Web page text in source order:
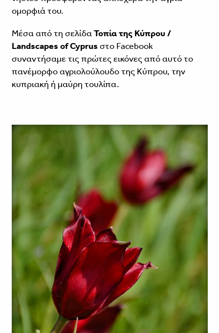
ομορφιά του.
Μέσα από τη σελίδαΤοπία της Κύπρου /
Landscapes of Cyprus στο Facebook
συναντήσαμε τις πρώτες εικόνες από αυτό το
πανέμορφο αγριολούλουδο της Κύπρου, την
κυπριακή ή μαύρη τουλίπα.